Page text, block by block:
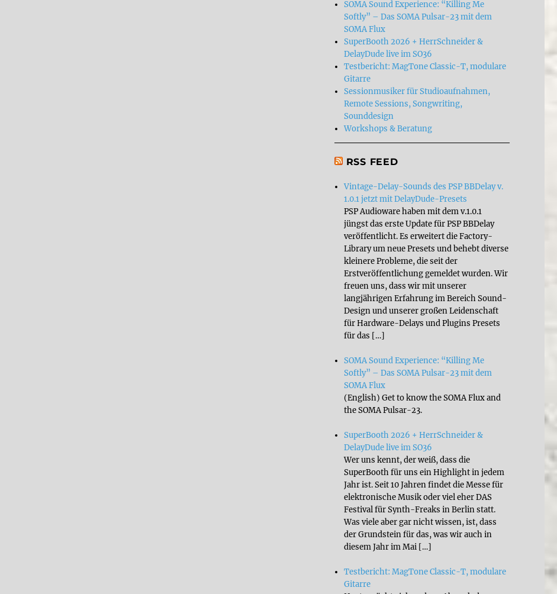
SOMA Sound Experience: “Killing Me
Softly” – Das SOMA Pulsar-23 mit dem
SOMA Flux
SuperBooth 2026 + HerrSchneider &
DelayDude live im SO36
Testbericht: MagTone Classic-T, modulare
Gitarre
Sessionmusiker für Studioaufnahmen,
Remote Sessions, Songwriting,
Sounddesign
Workshops & Beratung
RSS FEED
Vintage-Delay-Sounds des PSP BBDelay v.
1.0.1 jetzt mit DelayDude-Presets
PSP Audioware haben mit dem v.1.0.1
jüngst das erste Update für PSP BBDelay
veröffentlicht. Es erweitert die Factory-
Library um neue Presets und behebt diverse
kleinere Probleme, die seit der
Erstveröffentlichung gemeldet wurden. Wir
freuen uns, dass wir mit unserer
langjährigen Erfahrung im Bereich Sound-
Design und unserer großen Leidenschaft
für Hardware-Delays und Plugins Presets
für das […]
SOMA Sound Experience: “Killing Me
Softly” – Das SOMA Pulsar-23 mit dem
SOMA Flux
(English) Get to know the SOMA Flux and
the SOMA Pulsar-23.
SuperBooth 2026 + HerrSchneider &
DelayDude live im SO36
Wer uns kennt, der weiß, dass die
SuperBooth für uns ein Highlight in jedem
Jahr ist. Seit 10 Jahren findet die Messe für
elektronische Musik oder viel eher DAS
Festival für Synth-Freaks in Berlin statt.
Was viele aber gar nicht wissen, ist, dass
der Grundstein für das, was wir auch in
diesem Jahr im Mai […]
Testbericht: MagTone Classic-T, modulare
Gitarre